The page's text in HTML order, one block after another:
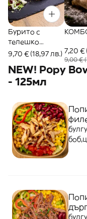
Бурито с
телешко
дърпано месо
9,70 € (18,97 лв.) 7,20 €
9,00 €
NEW! Popy
- 125мл